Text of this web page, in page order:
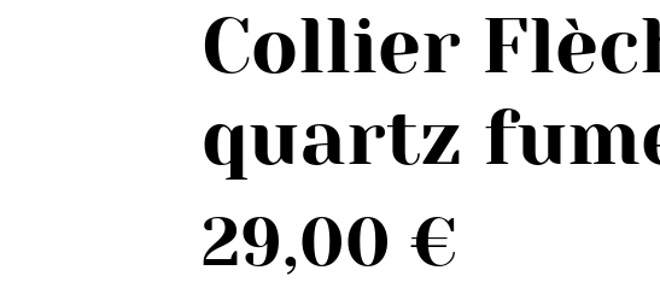
Collier
quartz
29,00 €